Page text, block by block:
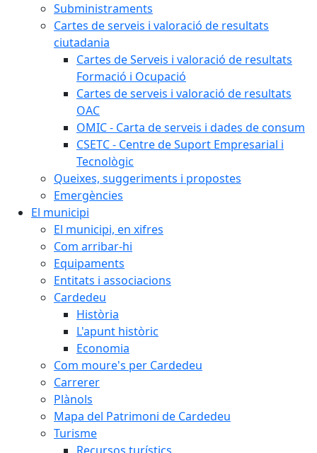
Subministraments
Cartes de serveis i valoració de resultats
ciutadania
Cartes de Serveis i valoració de resultats
Formació i Ocupació
Cartes de serveis i valoració de resultats
OAC
OMIC - Carta de serveis i dades de consum
CSETC - Centre de Suport Empresarial i
Tecnològic
Queixes, suggeriments i propostes
Emergències
El municipi
El municipi, en xifres
Com arribar-hi
Equipaments
Entitats i associacions
Cardedeu
Història
L'apunt històric
Economia
Com moure's per Cardedeu
Carrerer
Plànols
Mapa del Patrimoni de Cardedeu
Turisme